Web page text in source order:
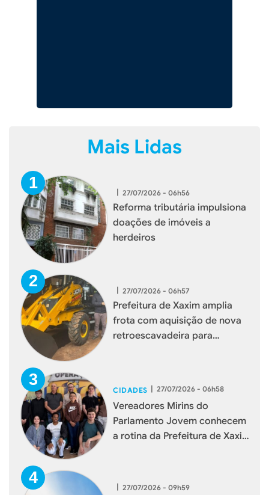
Mais Lidas
| 27/07/2026 - 06h56
Reforma tributária impulsiona
doações de imóveis a
herdeiros
| 27/07/2026 - 06h57
Prefeitura de Xaxim amplia
frota com aquisição de nova
retroescavadeira para
CIDADES | 27/07/2026 - 06h58
Vereadores Mirins do
Parlamento Jovem conhecem
a rotina da Prefeitura de Xaxim
| 27/07/2026 - 09h59